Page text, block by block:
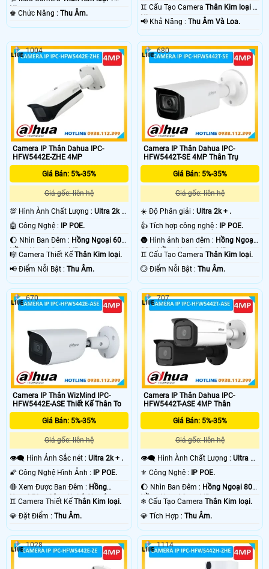
Nhựa.
️♚ Chức Năng : Thu Âm.
50m Có Màu Ban Ðêm.
♊ Cấu Tạo CameraThân Kim loại +
Nhựa.
️📢 Khả Năng :Thu Âm Và Loa.
Camera IP Thân Dahua IPC-
HFW5442E-ZHE 4MP
Giá Bán: 5%-35%
Giá gốc: liên hệ
💯 Hình Ành Chất Lượng : Ultra 2k +
🤖️ Công Nghệ : IP POE.
🌔 Nhìn Ban Đêm : Hồng Ngoại 60m
Hồng Ngoại Smart IR.
🎼️ Camera Thiết KếThân Kim loại.
️📢 Điểm Nỗi Bật : Thu Âm.
1004
Camera IP Thân Dahua IPC-
HFW5442T-SE 4MP Thân Trụ
Giá Bán: 5%-35%
Giá gốc: liên hệ
☀️ Độ Phân giải :Ultra 2k + .
👍 Tích hợp công nghệ : IP POE.
🌚 Hình ảnh ban đêm : Hồng Ngoại
80m Hồng Ngoại Smart IR.
♊ Cấu Tạo CameraThân Kim loại.
️💮 Điểm Nỗi Bật :Thu Âm.
680
Camera IP Thân WizMind IPC-
HFW5442E-ASE Thiết Kế Thân To
Giá Bán: 5%-35%
Giá gốc: liên hệ
👁️‍🗨 Hình Ảnh Sắc nét : Ultra 2k + .
🌠 Công Nghệ Hình Ảnh :
IP POE.
🔴 Xem Được Ban Đêm : Hồng
Ngoại 50m Công Nghệ Chuyên
♊ Camera Thiết Kế Thân Kim loại.
️💎 Đặt Điểm : Thu Âm.
670
Camera IP Thân Dahua IPC-
HFW5442T-ASE 4MP Thân
Giá Bán: 5%-35%
Giá gốc: liên hệ
👁️‍🗨 Hình Ành Chất Lượng :Ultra 2k
+ .
⚜️ Công Nghệ :
IP POE.
🌔 Nhìn Ban Đêm : Hồng Ngoại 80m
Hồng Ngoại Smart IR.
❄ Cấu Tạo CameraThân Kim loại.
️💎 Tích Hợp :Thu Âm.
707
1028 1114